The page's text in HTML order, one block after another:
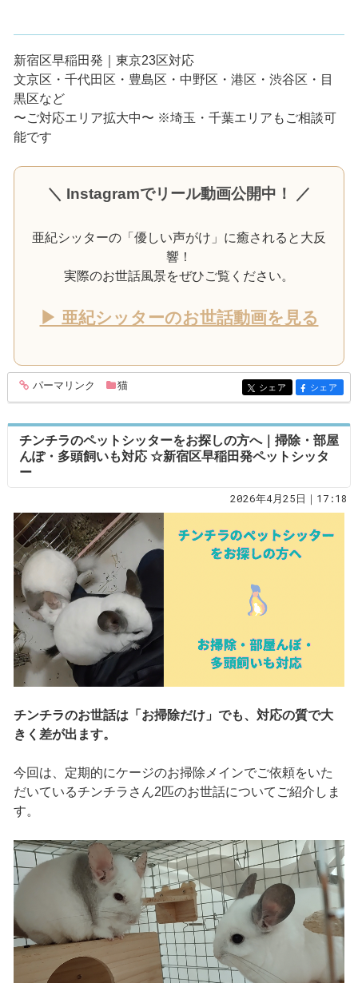
新宿区早稲田発｜東京23区対応
文京区・千代田区・豊島区・中野区・港区・渋谷区・目
黒区など
〜ご対応エリア拡大中〜 ※埼玉・千葉エリアもご相談可
能です
＼ Instagramでリール動画公開中！ ／
亜紀シッターの「優しい声がけ」に癒されると大反
響！
実際のお世話風景をぜひご覧ください。
▶ 亜紀シッターのお世話動画を見る
entry356
パーマリンク 猫 entry356
シェア entry356
シェア
チンチラのペットシッターをお探しの方へ｜掃除・部屋
んぽ・多頭飼いも対応 ☆新宿区早稲田発ペットシッタ
ー
2026年4月25日｜17:18
チンチラのお世話は「お掃除だけ」でも、対応の質で大
きく差が出ます。
今回は、定期的にケージのお掃除メインでご依頼をいた
だいているチンチラさん2匹のお世話についてご紹介しま
す。